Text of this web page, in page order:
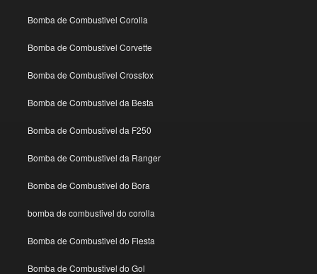
Bomba de Combustivel Corolla
Bomba de Combustivel Corvette
Bomba de Combustivel Crossfox
Bomba de Combustivel da Besta
Bomba de Combustivel da F250
Bomba de Combustivel da Ranger
Bomba de Combustivel do Bora
bomba de combustivel do corolla
Bomba de Combustivel do Fiesta
Bomba de Combustivel do Gol